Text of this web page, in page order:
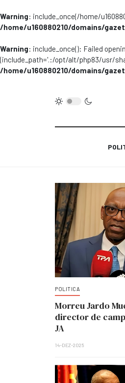
Warning: include_once(/home/
/home/u160880210/domains/
Warning: include_once(): Failed
(include_path='.:/opt/alt/php83/usr/
/home/u160880210/domains/
POLITICA
Morreu Jardo
director de
JA
14-DEZ-2025